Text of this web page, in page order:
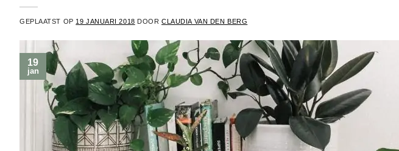
GEPLAATST OP 19 JANUARI 2018 DOORCLAUDIA VAN DEN BERG
19
jan